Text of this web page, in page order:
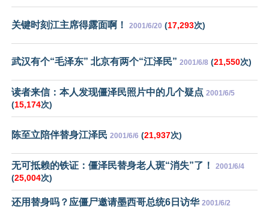
关键时刻江主席得露面啊！ 2001/6/20 (17,293次)
武汉有个“毛泽东” 北京有两个“江泽民” 2001/6/8 (21,550次)
读者来信：本人发现僵泽民照片中的几个疑点 2001/6/5
(15,174次)
陈至立陪伴替身江泽民 2001/6/6 (21,937次)
无可抵赖的铁证：僵泽民替身老人斑“消失”了！ 2001/6/4
(25,004次)
还用替身吗？应僵尸邀请墨西哥总统6日访华 2001/6/2